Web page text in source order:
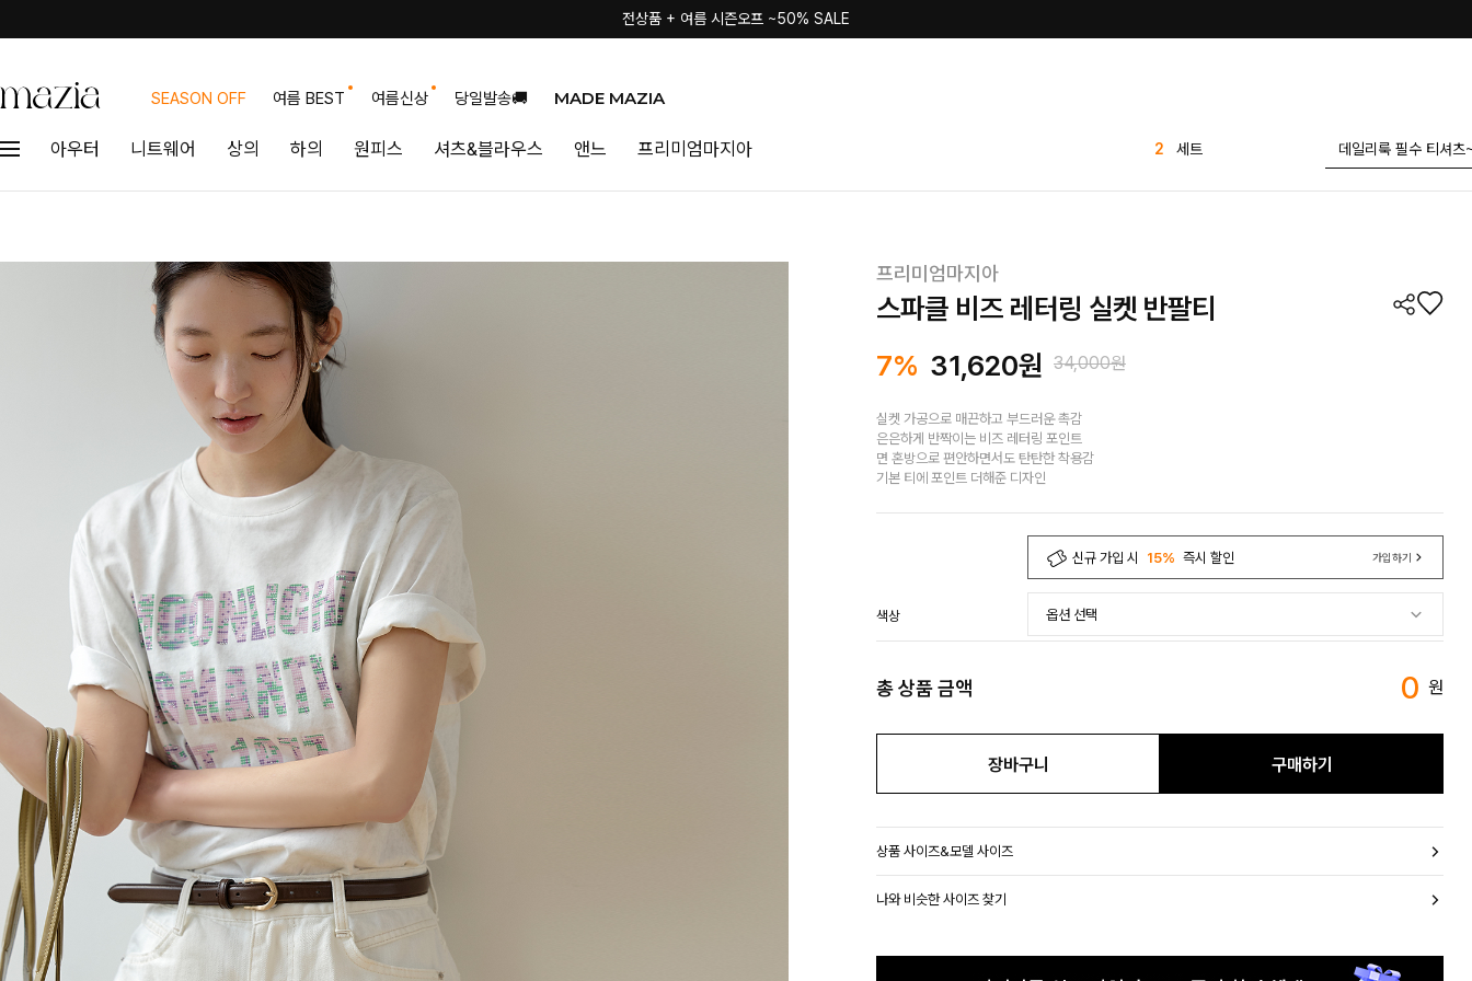
전상품 + 여름 시즌오프 ~50% SALE
SEASON OFF 여름 BEST 여름신상 당일발송🚚 MADE MAZIA
아우터 니트웨어 상의 하의 원피스 셔츠&블라우스 앤느 프리미엄마지아 3
가디건
8
블라우스
프리미엄마지아
스파클 비즈 레터링 실켓 반팔티
7% 31,620원 34,000원
실켓 가공으로 매끈하고 부드러운 촉감
은은하게 반짝이는 비즈 레터링 포인트
면 혼방으로 편안하면서도 탄탄한 착용감
기본 티에 포인트 더해준 디자인
신규 가입 시 15% 즉시 할인 가입하기
색상
총 상품 금액 0 원
장바구니 구매하기
상품 사이즈&모델 사이즈
나와 비슷한 사이즈 찾기